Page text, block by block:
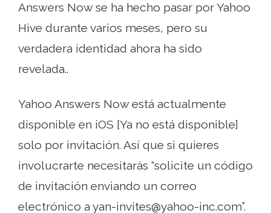
Answers Now se ha hecho pasar por Yahoo
Hive durante varios meses, pero su
verdadera identidad ahora ha sido
revelada..
Yahoo Answers Now está actualmente
disponible en iOS [Ya no está disponible]
solo por invitación. Así que si quieres
involucrarte necesitarás “solicite un código
de invitación enviando un correo
electrónico a yan-invites@yahoo-inc.com”.